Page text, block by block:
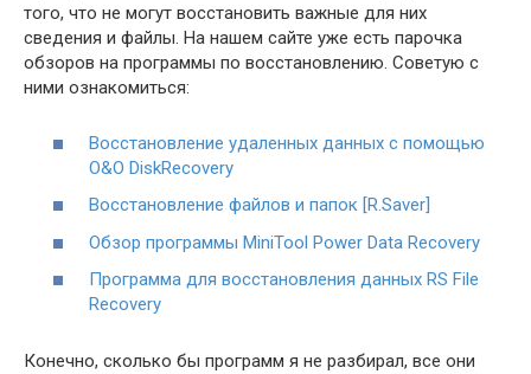
того, что не могут восстановить важные для них
сведения и файлы. На нашем сайте уже есть парочка
обзоров на программы по восстановлению. Советую с
ними ознакомиться:
Восстановление удаленных данных с помощью
O&O DiskRecovery
Восстановление файлов и папок [R.Saver]
Обзор программы MiniTool Power Data Recovery
Программа для восстановления данных RS File
Recovery
Конечно, сколько бы программ я не разбирал, все они